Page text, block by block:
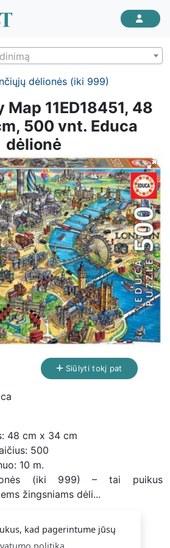
kad pagerintume jūsų
politika
dėlionės (iki 999)
11ED18451, 48
500 vnt. Educa
dėlionė
Siūlyti tokį pat
48 cm x 34 cm
500
10 m.
(iki 999) – tai puikus
žingsniams dėli...